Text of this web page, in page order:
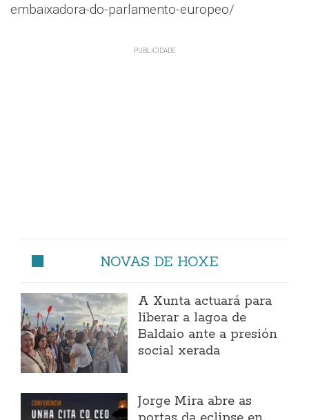
embaixadora-do-parlamento-europeo/
NOVAS DE HOXE
A Xunta actuará para
liberar a lagoa de
Baldaio ante a presión
social xerada
Jorge Mira abre as